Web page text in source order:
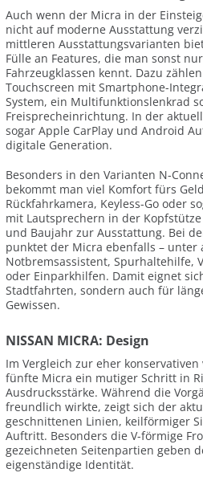
Auch wenn der Micra in der
nicht auf moderne Ausstattung
mittleren Ausstattungsvarianten
Fülle an Features, die man sonst
Fahrzeugklassen kennt. Dazu
Touchscreen mit Smartphone-
System, ein Multifunktionslenkrad
Freisprecheinrichtung. In der
sogar Apple CarPlay und Android
digitale Generation.
Besonders in den Varianten N-
bekommt man viel Komfort fürs
Rückfahrkamera, Keyless-Go oder
mit Lautsprechern in der
und Baujahr zur Ausstattung. Bei
punktet der Micra ebenfalls – unter
Notbremsassistent, Spurhaltehilfe,
oder Einparkhilfen. Damit eignet
Stadtfahrten, sondern auch für
Gewissen.
NISSAN MICRA: Design
Im Vergleich zur eher
fünfte Micra ein mutiger Schritt in
Ausdrucksstärke. Während die
freundlich wirkte, zeigt sich der
geschnittenen Linien, keilförmiger
Auftritt. Besonders die V-förmige
gezeichneten Seitenpartien geben
eigenständige Identität.